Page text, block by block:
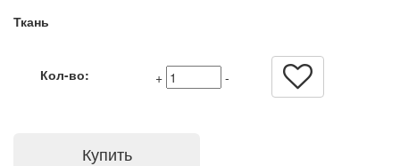
Ткань
Кол-во: + -
Купить